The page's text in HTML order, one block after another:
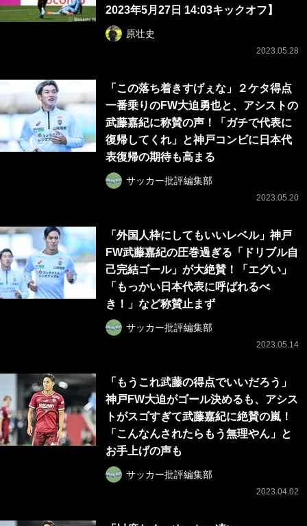
2023年5月27日 14:03キックオフ】
原壮史
2023.05.28
「この落ち着きすげぇな」２ケタ得点
一番乗りのFW大迫勇也と、アシストの
武藤嘉紀に称賛の声！「ガチで代表に
復帰してくれ」と神戸コンビに日本代
表復帰の期待も高まる
サッカー批評編集部
2023.05.20
「外国人枠にしてもいいレベル」神戸
FW武藤嘉紀の圧巻過ぎる「ドリブル自
己完結ゴール」が大絶賛！「エグい」
「もっかい日本代表に呼ばれるべ
き！」など称賛止まず
サッカー批評編集部
2023.05.14
「もうこれ武藤の得点でいいだろう」
神戸FW大迫がゴール決めるも、アシス
トがスゴすぎて武藤嘉紀に絶賛の嵐！
「こんなんされたらもう無理やん」と
お手上げの声も
サッカー批評編集部
2023.04.02